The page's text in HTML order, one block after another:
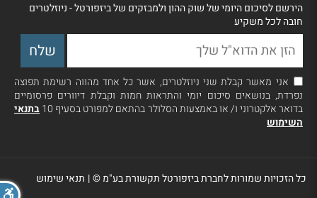
הירשם לסיכום היומי של שוק ההון ולמבזקים של ביזפורטל - ניוזלטרים
חובה לכל משקיע
אני מאשר קבלת שני ניוזלטרים, אשר כל אחד מהווה רשימת תפוצה
נפרדת, בנושאים סיכום יומי והתראות חמות וקבלת דיוורים פרסומיים
בדואר אלקטרוני ו/ או באמצעות הסלולר בהתאם למפורט בסעיף 10
בתנאי
השימוש
כל הזכויות שמורות לחברת ביזפורטל תקשורת בע"מ ©| תנאי שימוש